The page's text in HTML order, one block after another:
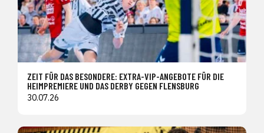
ZEIT FÜR DAS BESONDERE: EXTRA-VIP-ANGEBOTE FÜR DIE
HEIMPREMIERE UND DAS DERBY GEGEN FLENSBURG
30.07.26